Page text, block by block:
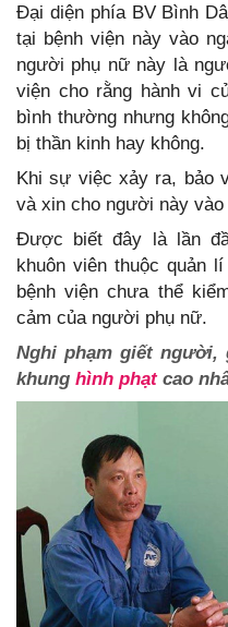
Đại diện phía BV Bình
tại bệnh viện này vào
người phụ nữ này là
viện cho rằng hành vi
bình thường nhưng
bị thần kinh hay không.
Khi sự việc xảy ra, bảo
và xin cho người này
Được biết đây là lần
khuôn viên thuộc quản
bệnh viện chưa thể
cảm của người phụ nữ.
Nghi phạm giết người,
khung hình phạtcao